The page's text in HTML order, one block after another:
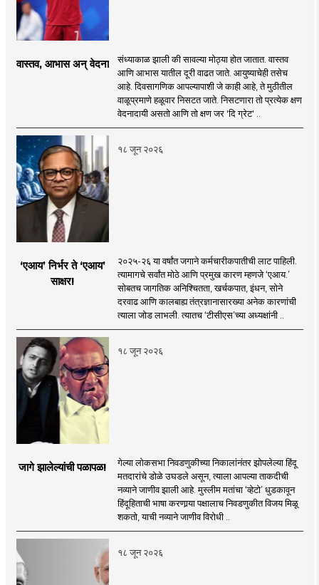
वास्तव, आभास अन् वेदना
संध्याकाळ झाली की सावल्या मोठ्या होत जातात. वास्तव
आणि आभास यातील दूरी वाढत जाते. आयुष्याचेही तसेच
आहे. दिवसागणिक आपल्यापाशी जे काही आहे, ते मुठीतील
वाळूप्रमाणे हळूवार निसटत जाते. निसटणारा तो प्रत्येक क्षण
वेदनादायी असतो आणि तो क्षण जर 'दि ग्रेट' ..
१८ जून २०२६
‘एआय’ निर्भर ते ‘एआय’
साक्षर!
२०२५-२६ या वर्षांत जगाने कर्मचारीकपातीची लाट पाहिली.
त्यामागचे सर्वांत मोठे आणि प्रमुख कारण म्हणजे ‘एआय.’
सोबतच जागतिक अनिश्चितता, खर्चकपात, इंधन, सोने
दरवाढ आणि कालबाह्य तंत्रज्ञानासारख्या अनेक कारणांची
त्याला जोड लाभली. त्यातच ‘टीसीएस’च्या अध्यक्षांनी ..
१८ जून २०२६
जागे झालेल्यांची पळापळ!
गेल्या लोकसभा निवडणुकीच्या निकालांनंतर झोपलेल्या हिंदू
मतदारांचे डोळे उघडले असून, त्याला आपल्या ताकदीची
नव्याने जाणीव झाली आहे. मुस्लीम मतांचा ‘व्हेटो’ धुडकावून
हिंदूहिताची भाषा करणार्‍या पक्षालाच निवडणुकीत विजय मिळू
शकतो, याची नव्याने जाणीव विरोधी ..
१८ जून २०२६